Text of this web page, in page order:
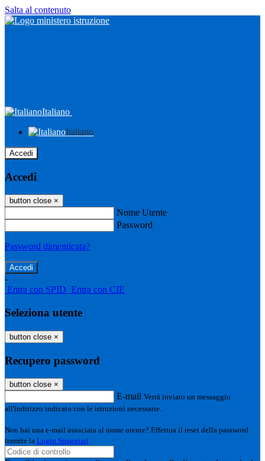
Salta al contenuto
Italiano
Italiano
Accedi
Accedi
button close ×
Nome Utente
Password
Password dimenticata?
-
Entra con SPID Entra con CIE
Seleziona utente
button close ×
Recupero password
button close ×
E-mail Verrà inviato un messaggio
all'indirizzo indicato con le istruzioni necessarie.
Non hai una e-mail associata al nome utente? Effettua il reset della password
tramite la Login Spaggiari